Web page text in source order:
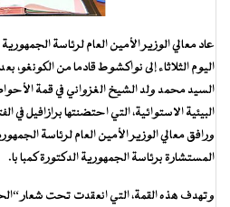
عاد معالي الوزير الأمين العام لرئاسة
اليوم الثلاثاء إلى نواكشوط قادما من
السيد محمد ولد الشيخ الغزواني في قمة
البيئية الاستوائية، التي احتضنتها برازافيل في الفترة من 26 إلى 28
ورافق معالي الوزير الأمين العام لرئاسة
المستشارة برئاسة الجمهورية الدكتورة كمبا با.
وتهدف هذه القمة، التي انعقدت تحت شعار